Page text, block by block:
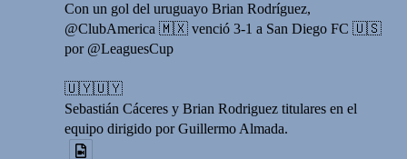
Con un gol del uruguayo Brian Rodríguez,
@ClubAmerica 🇲🇽 venció 3-1 a San Diego FC 🇺🇸
por @LeaguesCup
🇺🇾🇺🇾
Sebastián Cáceres y Brian Rodriguez titulares en el
equipo dirigido por Guillermo Almada.